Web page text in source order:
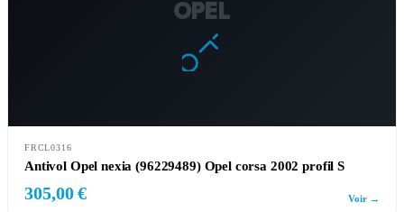
OPEL
FRCL0316
Antivol Opel nexia (96229489) Opel corsa 2002 profil S
305,00 € Voir →